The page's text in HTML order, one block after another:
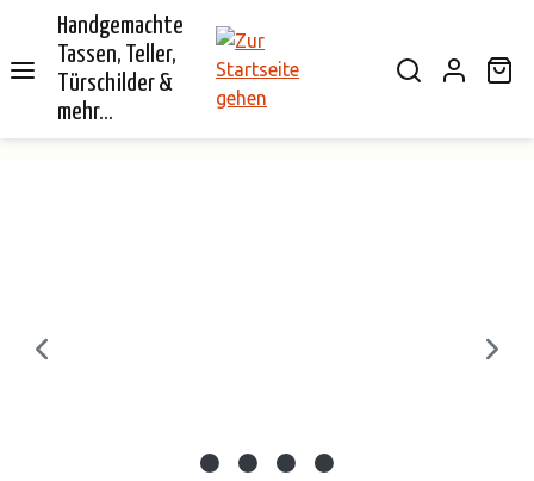
springen
Handgemachte
Tassen, Teller,
Türschilder &
mehr...